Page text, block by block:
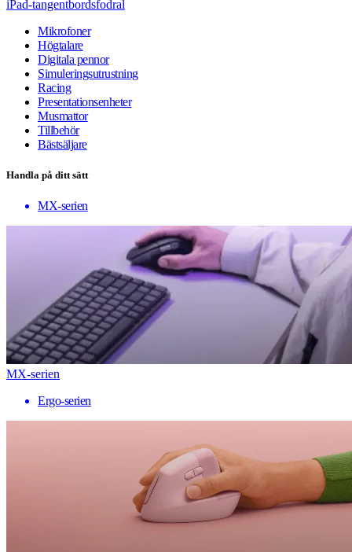
iPad-tangentbordsfodral
Mikrofoner
Högtalare
Digitala pennor
Simuleringsutrustning
Racing
Presentationsenheter
Musmattor
Tillbehör
Bästsäljare
Handla på ditt sätt
MX-serien
MX-serien
Ergo-serien